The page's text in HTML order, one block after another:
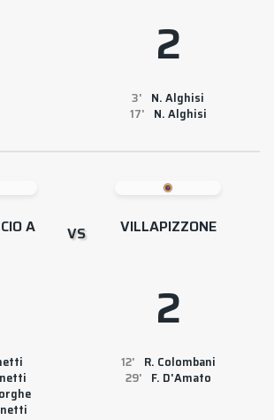
2
3
N. Alghisi
17
N. Alghisi
A VS VILLAPIZZONE
2
12
R. Colombani
29
F. D'Amato